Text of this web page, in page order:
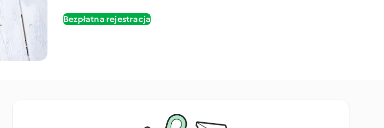
Bezpłatna rejestracja